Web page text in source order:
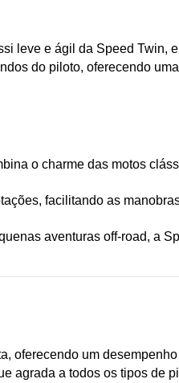
leve e ágil da Speed Twin,
do piloto, oferecendo
o charme das motos
facilitando as
aventuras off-road, a
oferecendo um
agrada a todos os tipos de